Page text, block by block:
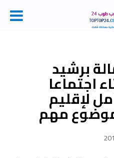
برشيد
اجتماعا
لإقليم
مهم